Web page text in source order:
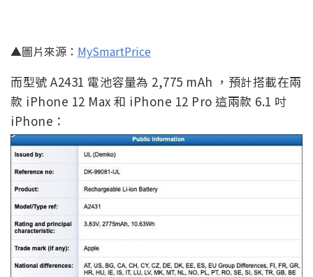
▲圖片來源： MySmartPrice
而型號 A2431 電池容量為 2,775 mAh ，預計搭載在兩
款 iPhone 12 Max 和 iPhone 12 Pro 這兩款 6.1 吋
iPhone：